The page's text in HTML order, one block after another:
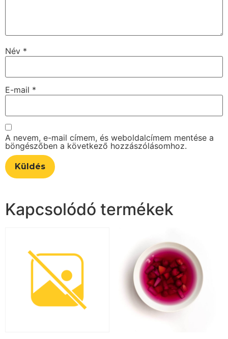
Név *
E-mail *
A nevem, e-mail címem, és weboldalcímem mentése a
böngészőben a következő hozzászólásomhoz.
Kapcsolódó termékek